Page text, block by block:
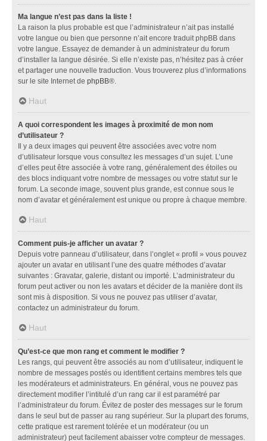
Ma langue n’est pas dans la liste !
La raison la plus probable est que l’administrateur n’ait pas installé
votre langue ou bien que personne n’ait encore traduit phpBB dans
votre langue. Essayez de demander à un administrateur du forum
d’installer la langue désirée. Si elle n’existe pas, n’hésitez pas à créer
et partager une nouvelle traduction. Vous trouverez plus d’informations
sur le site Internet de phpBB®.
Haut
A quoi correspondent les images à proximité de mon nom
d’utilisateur ?
Il y a deux images qui peuvent être associées avec votre nom
d’utilisateur lorsque vous consultez les messages d’un sujet. L’une
d’elles peut être associée à votre rang, généralement des étoiles ou
des blocs indiquant votre nombre de messages ou votre statut sur le
forum. La seconde image, souvent plus grande, est connue sous le
nom d’avatar et généralement est unique ou propre à chaque membre.
Haut
Comment puis-je afficher un avatar ?
Depuis votre panneau d’utilisateur, dans l’onglet « profil » vous pouvez
ajouter un avatar en utilisant l’une des quatre méthodes d’avatar
suivantes : Gravatar, galerie, distant ou importé. L’administrateur du
forum peut activer ou non les avatars et décider de la manière dont ils
sont mis à disposition. Si vous ne pouvez pas utiliser d’avatar,
contactez un administrateur du forum.
Haut
Qu’est-ce que mon rang et comment le modifier ?
Les rangs, qui peuvent être associés au nom d’utilisateur, indiquent le
nombre de messages postés ou identifient certains membres tels que
les modérateurs et administrateurs. En général, vous ne pouvez pas
directement modifier l’intitulé d’un rang car il est paramétré par
l’administrateur du forum. Évitez de poster des messages sur le forum
dans le seul but de passer au rang supérieur. Sur la plupart des forums,
cette pratique est rarement tolérée et un modérateur (ou un
administrateur) peut facilement abaisser votre compteur de messages.